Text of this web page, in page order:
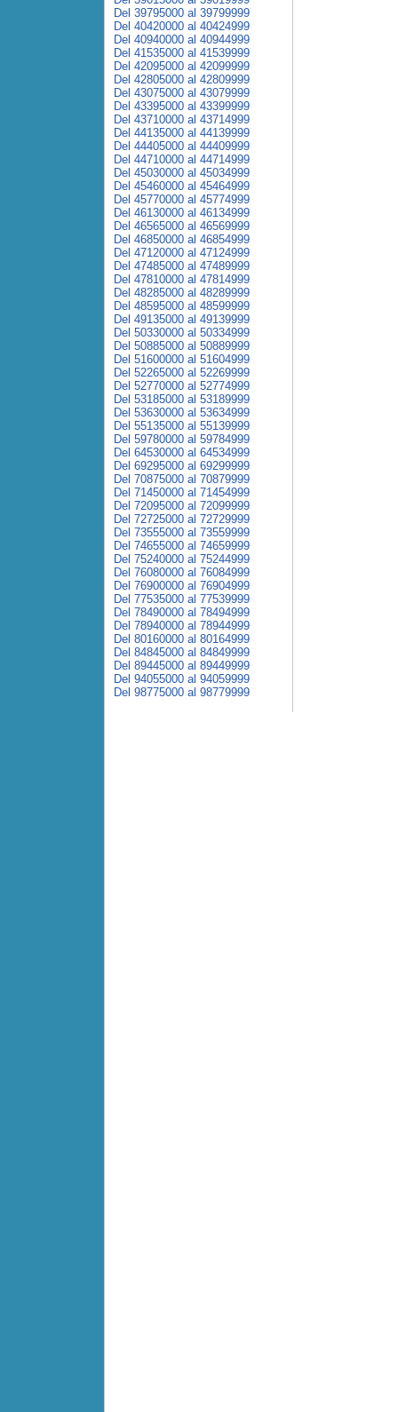
Del 39795000 al 39799999
Del 40420000 al 40424999
Del 40940000 al 40944999
Del 41535000 al 41539999
Del 42095000 al 42099999
Del 42805000 al 42809999
Del 43075000 al 43079999
Del 43395000 al 43399999
Del 43710000 al 43714999
Del 44135000 al 44139999
Del 44405000 al 44409999
Del 44710000 al 44714999
Del 45030000 al 45034999
Del 45460000 al 45464999
Del 45770000 al 45774999
Del 46130000 al 46134999
Del 46565000 al 46569999
Del 46850000 al 46854999
Del 47120000 al 47124999
Del 47485000 al 47489999
Del 47810000 al 47814999
Del 48285000 al 48289999
Del 48595000 al 48599999
Del 49135000 al 49139999
Del 50330000 al 50334999
Del 50885000 al 50889999
Del 51600000 al 51604999
Del 52265000 al 52269999
Del 52770000 al 52774999
Del 53185000 al 53189999
Del 53630000 al 53634999
Del 55135000 al 55139999
Del 59780000 al 59784999
Del 64530000 al 64534999
Del 69295000 al 69299999
Del 70875000 al 70879999
Del 71450000 al 71454999
Del 72095000 al 72099999
Del 72725000 al 72729999
Del 73555000 al 73559999
Del 74655000 al 74659999
Del 75240000 al 75244999
Del 76080000 al 76084999
Del 76900000 al 76904999
Del 77535000 al 77539999
Del 78490000 al 78494999
Del 78940000 al 78944999
Del 80160000 al 80164999
Del 84845000 al 84849999
Del 89445000 al 89449999
Del 94055000 al 94059999
Del 98775000 al 98779999